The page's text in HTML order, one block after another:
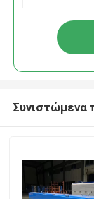
Συνιστώμενα